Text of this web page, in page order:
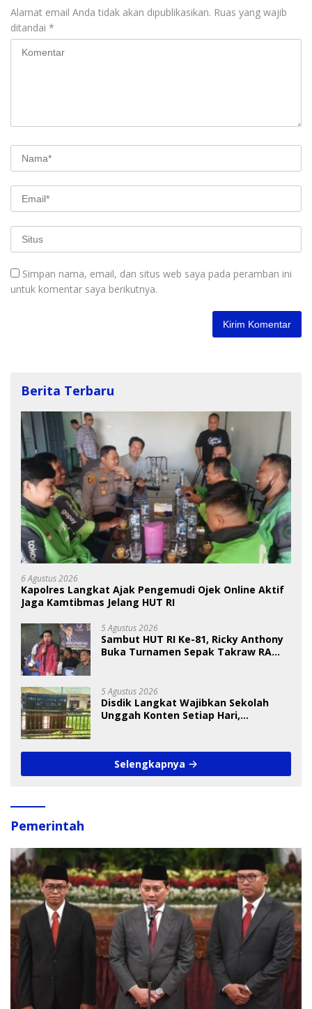
Alamat email Anda tidak akan dipublikasikan. Ruas yang wajib
ditandai *
Simpan nama, email, dan situs web saya pada peramban ini
untuk komentar saya berikutnya.
Berita Terbaru
6 Agustus 2026
Kapolres Langkat Ajak Pengemudi Ojek Online Aktif
Jaga Kamtibmas Jelang HUT RI
5 Agustus 2026
Sambut HUT RI Ke-81, Ricky Anthony
Buka Turnamen Sepak Takraw RA
5 Agustus 2026
Disdik Langkat Wajibkan Sekolah
Unggah Konten Setiap Hari,
Selengkapnya
Pemerintah